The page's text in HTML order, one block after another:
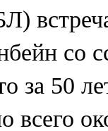
со
за 50
всего